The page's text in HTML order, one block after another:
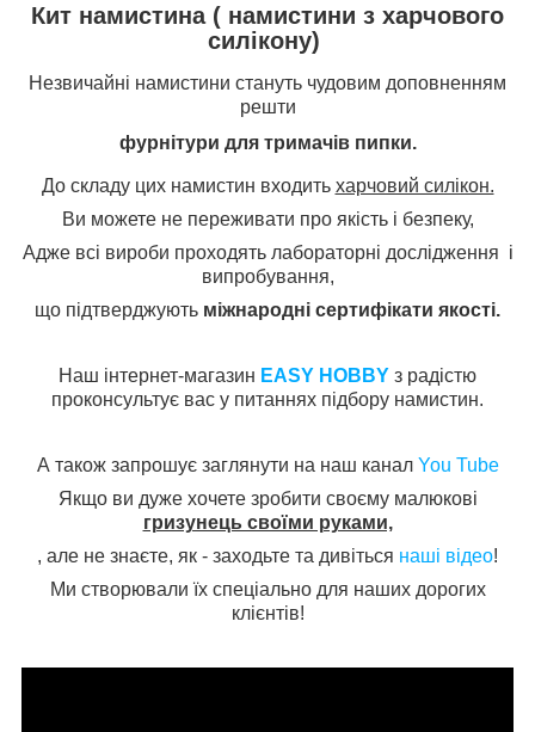
Кит намистина ( намистини з харчового
силікону)
Незвичайні намистини стануть чудовим доповненням
решти
фурнітури для тримачів пипки.
До складу цих намистин входить харчовий силікон.
Ви можете не переживати про якість і безпеку,
Адже всі вироби проходять лабораторні дослідження і
випробування,
що підтверджують міжнародні сертифікати якості.
Наш інтернет-магазин EASY HOBBY з радістю
проконсультує вас у питаннях підбору намистин.
А також запрошує заглянути на наш канал You Tube
Якщо ви дуже хочете зробити своєму малюкові
гризунець своїми руками,
, але не знаєте, як - заходьте та дивіться наші відео!
Ми створювали їх спеціально для наших дорогих
клієнтів!